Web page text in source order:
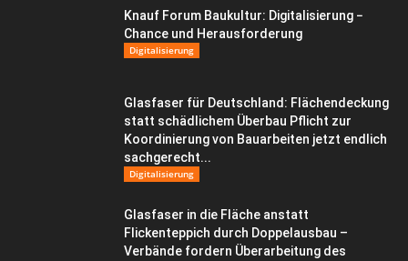
Knauf Forum Baukultur: Digitalisierung −
Chance und Herausforderung
Digitalisierung
Glasfaser für Deutschland: Flächendeckung
statt schädlichem Überbau Pflicht zur
Koordinierung von Bauarbeiten jetzt endlich
sachgerecht...
Digitalisierung
Glasfaser in die Fläche anstatt
Flickenteppich durch Doppelausbau –
Verbände fordern Überarbeitung des